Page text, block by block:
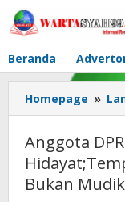
Lewati
ke
Beranda
Homepage »
Anggota
Bukan